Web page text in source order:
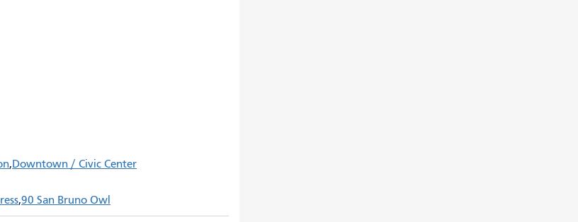
Downtown / Civic Center
90 San Bruno Owl